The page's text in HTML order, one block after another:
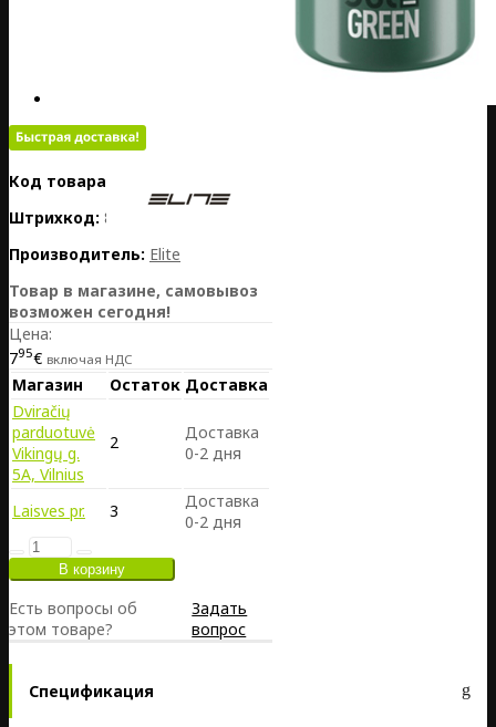
Код товара:
Штрихкод: 8020775042632
Производитель: Elite
Товар в магазине, самовывоз
возможен сегодня!
Цена:
795€ включая НДС
Магазин Остаток Доставка
Dviračių
parduotuvė
Vikingų g.
5A, Vilnius
2
Доставка
0-2 дня
Laisves pr. 3
Доставка
0-2 дня
Есть вопросы об
этом товаре?
Задать
вопрос
Спецификация